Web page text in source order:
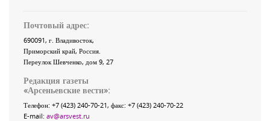
Почтовый адрес:
690091, г. Владивосток,
Приморский край, Россия
Переулок Шевченко, дом 9, 27
Редакция газеты
«Арсеньевские вести»:
Телефон: +7 (423) 240-70-21, факс: +7 (423) 240-70-22
E-mail: av@arsvest.ru